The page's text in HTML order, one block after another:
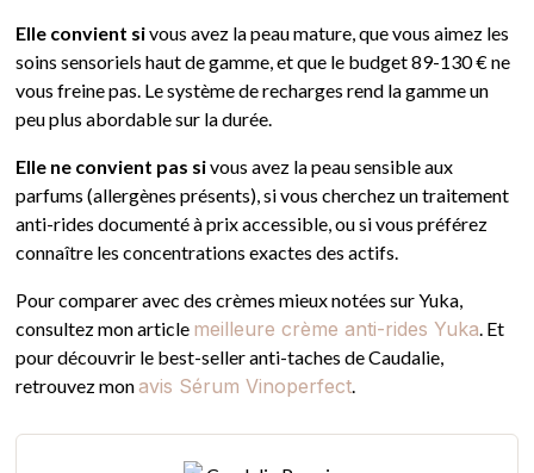
Elle convient sivous avez la peau mature, que vous aimez les
soins sensoriels haut de gamme, et que le budget 89-130 € ne
vous freine pas. Le système de recharges rend la gamme un
peu plus abordable sur la durée.
Elle ne convient pas sivous avez la peau sensible aux
parfums (allergènes présents), si vous cherchez un traitement
anti-rides documenté à prix accessible, ou si vous préférez
connaître les concentrations exactes des actifs.
Pour comparer avec des crèmes mieux notées sur Yuka,
consultez mon article meilleure crème anti-rides Yuka . Et
pour découvrir le best-seller anti-taches de Caudalie,
retrouvez monavis Sérum Vinoperfect